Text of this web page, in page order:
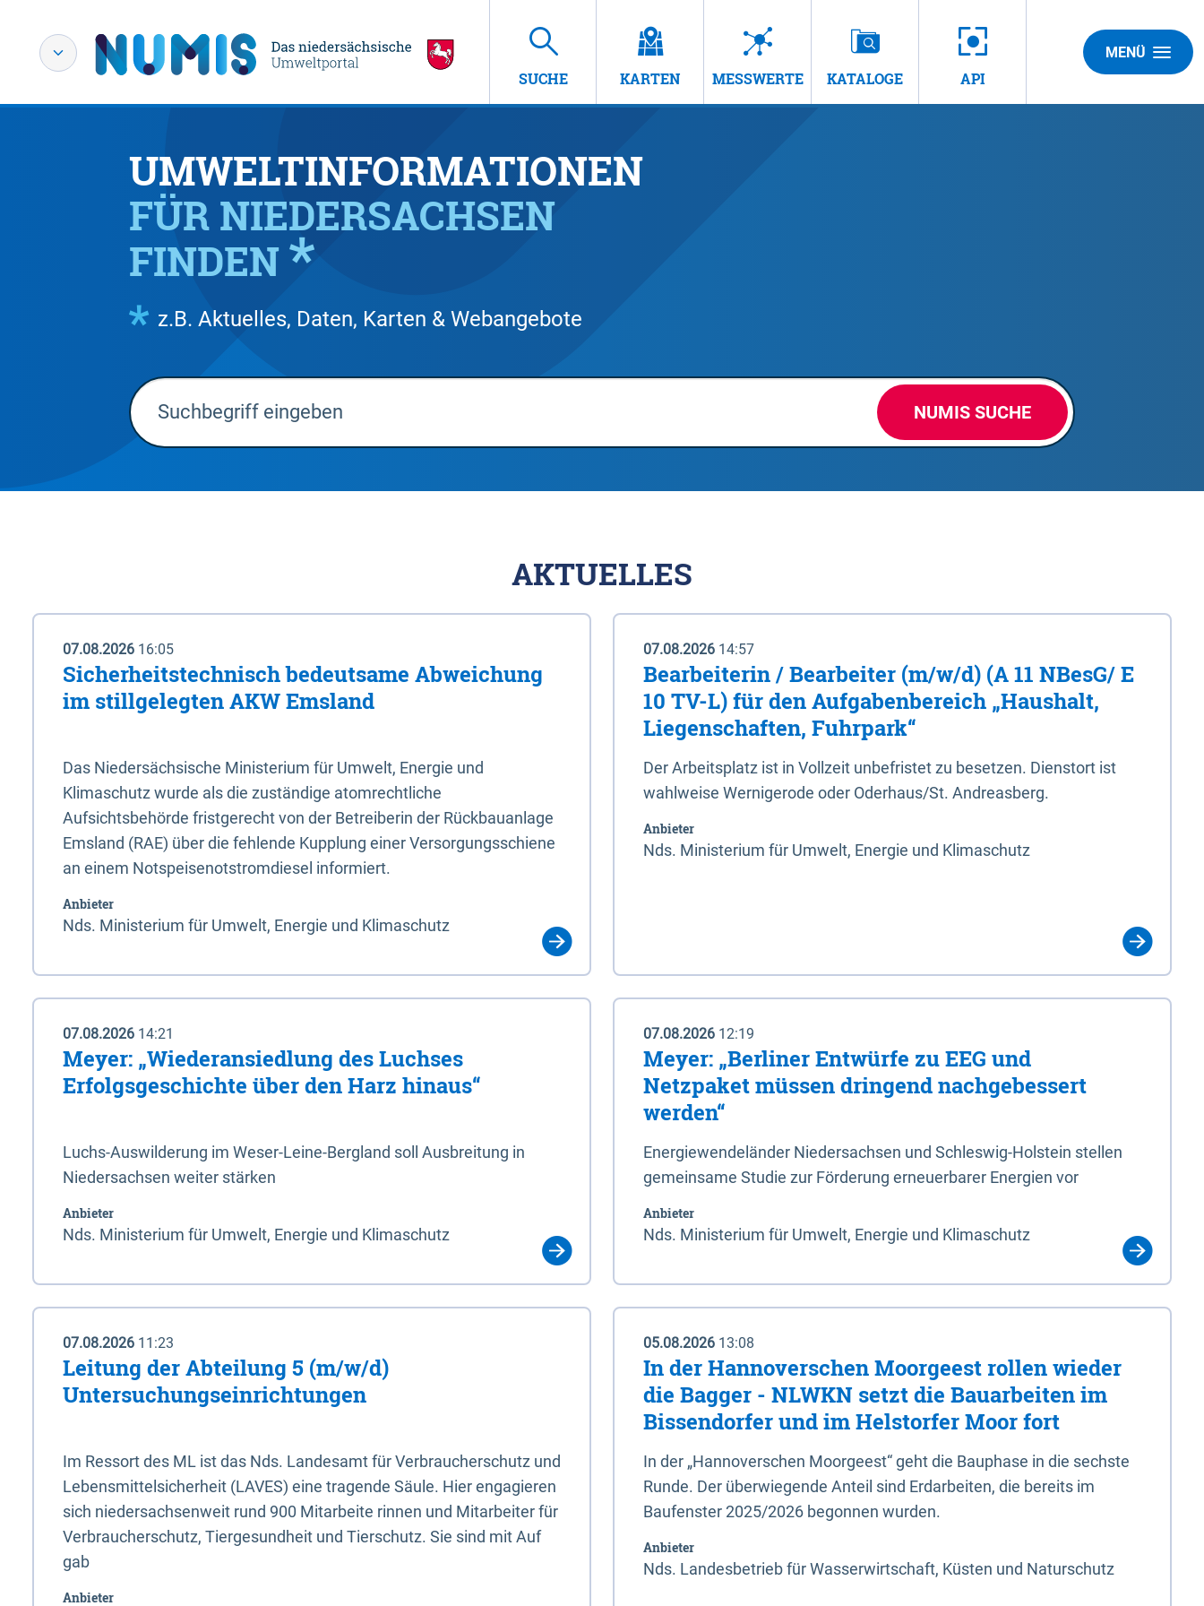
SUCHE KARTEN MESSWERTE KATALOGE API
MENÜ
UMWELTINFORMATIONEN
FÜR NIEDERSACHSEN
FINDEN
z.B. Aktuelles, Daten, Karten & Webangebote
NUMIS SUCHE
AKTUELLES
07.08.2026 16:05
Sicherheitstechnisch bedeutsame Abweichung
im stillgelegten AKW Emsland
Das Niedersächsische Ministerium für Umwelt, Energie und
Klimaschutz wurde als die zuständige atomrechtliche
Aufsichtsbehörde fristgerecht von der Betreiberin der Rückbauanlage
Emsland (RAE) über die fehlende Kupplung einer Versorgungsschiene
an einem Notspeisenotstromdiesel informiert.
Anbieter
Nds. Ministerium für Umwelt, Energie und Klimaschutz
07.08.2026 14:57
Bearbeiterin / Bearbeiter (m/w/d) (A 11 NBesG/ E
10 TV-L) für den Aufgabenbereich „Haushalt,
Liegenschaften, Fuhrpark“
Der Arbeitsplatz ist in Vollzeit unbefristet zu besetzen. Dienstort ist
wahlweise Wernigerode oder Oderhaus/St. Andreasberg.
Anbieter
Nds. Ministerium für Umwelt, Energie und Klimaschutz
07.08.2026 14:21
Meyer: „Wiederansiedlung des Luchses
Erfolgsgeschichte über den Harz hinaus“
Luchs-Auswilderung im Weser-Leine-Bergland soll Ausbreitung in
Niedersachsen weiter stärken
Anbieter
Nds. Ministerium für Umwelt, Energie und Klimaschutz
07.08.2026 12:19
Meyer: „Berliner Entwürfe zu EEG und
Netzpaket müssen dringend nachgebessert
werden“
Energiewendeländer Niedersachsen und Schleswig-Holstein stellen
gemeinsame Studie zur Förderung erneuerbarer Energien vor
Anbieter
Nds. Ministerium für Umwelt, Energie und Klimaschutz
07.08.2026 11:23
Leitung der Abteilung 5 (m/w/d)
Untersuchungseinrichtungen
Im Ressort des ML ist das Nds. Landesamt für Verbraucherschutz und
Lebensmittelsicherheit (LAVES) eine tragende Säule. Hier engagieren
sich niedersachsenweit rund 900 Mitarbeite rinnen und Mitarbeiter für
Verbraucherschutz, Tiergesundheit und Tierschutz. Sie sind mit Auf
gab
Anbieter
05.08.2026 13:08
In der Hannoverschen Moorgeest rollen wieder
die Bagger - NLWKN setzt die Bauarbeiten im
Bissendorfer und im Helstorfer Moor fort
In der „Hannoverschen Moorgeest“ geht die Bauphase in die sechste
Runde. Der überwiegende Anteil sind Erdarbeiten, die bereits im
Baufenster 2025/2026 begonnen wurden.
Anbieter
Nds. Landesbetrieb für Wasserwirtschaft, Küsten und Naturschutz